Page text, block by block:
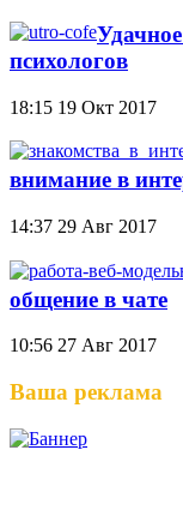
психологов
18:15 19 Окт 2017
внимание в
14:37 29 Авг 2017
общение в чате
10:56 27 Авг 2017
Ваша реклама